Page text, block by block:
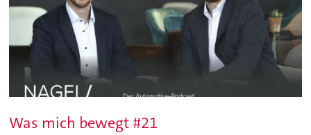
Was mich bewegt #21